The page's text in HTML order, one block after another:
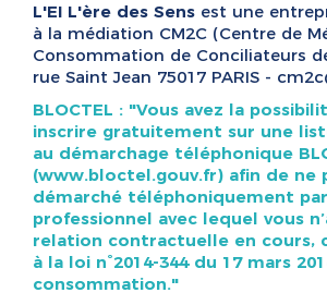
L'EI L'ère des Sens est une
à la médiation CM2C (Centre de
Consommation de Conciliateurs
rue Saint Jean 75017 PARIS -
BLOCTEL : "Vous avez la
inscrire gratuitement sur une
au démarchage téléphonique
(www.bloctel.gouv.fr) afin de ne
démarché téléphoniquement
professionnel avec lequel vous
relation contractuelle en cours,
à la loi n°2014-344 du 17 mars
consommation."